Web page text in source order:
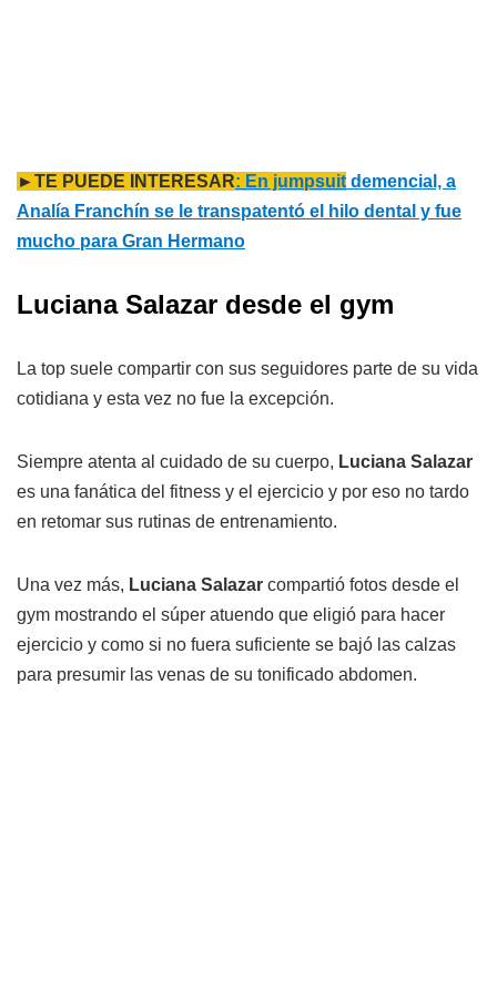
►TE PUEDE INTERESAR: En jumpsuit demencial, a
Analía Franchín se le transpatentó el hilo dental y fue
mucho para Gran Hermano
Luciana Salazar desde el gym
La top suele compartir con sus seguidores parte de su vida
cotidiana y esta vez no fue la excepción.
Siempre atenta al cuidado de su cuerpo, Luciana Salazar
es una fanática del fitness y el ejercicio y por eso no tardo
en retomar sus rutinas de entrenamiento.
Una vez más, Luciana Salazar compartió fotos desde el
gym mostrando el súper atuendo que eligió para hacer
ejercicio y como si no fuera suficiente se bajó las calzas
para presumir las venas de su tonificado abdomen.